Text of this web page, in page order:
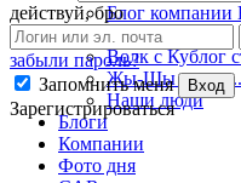
действуй, бро
забыли пароль?
Запомнить меня
Вход
Зарегистрироваться
Блог компании
Борщеед
Волк с Кублог
Жы-Шы пиши...
Наши люди
Блоги
Компании
Фото дня